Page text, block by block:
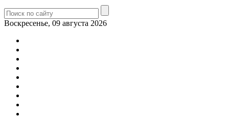
Воскресенье, 09 августа 2026